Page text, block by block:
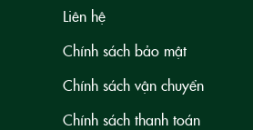
Liên hệ
Chính sách bảo mật
Chính sách vận chuyển
Chính sách thanh toán